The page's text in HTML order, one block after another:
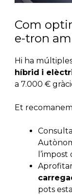
Com
e-tron
Hi ha
híbrid i
a 7.000 €
Et
pots